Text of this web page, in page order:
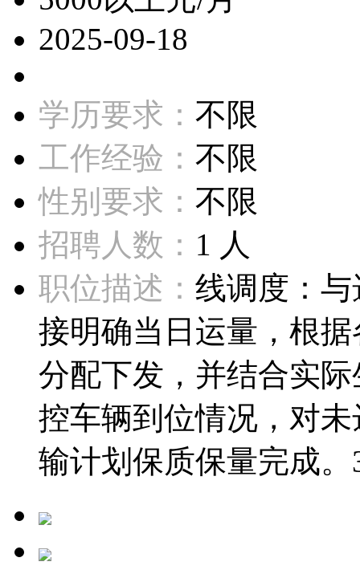
2025-09-18
学历要求： 不限
工作经验： 不限
性别要求： 不限
招聘人数： 1 人
职位描述： 线调度：
接明确当日运量，根
分配下发，并结合实
控车辆到位情况，对
输计划保质保量完成。